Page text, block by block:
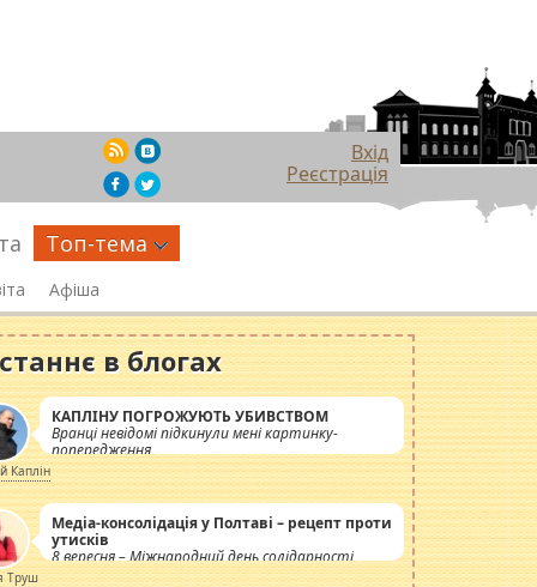
Вхід
Реєстрація
Топ-тема
Афіша
в блогах
КАПЛІНУ ПОГРОЖУЮТЬ УБИВСТВОМ
Вранці невідомі підкинули мені картинку-
попередження
Каплін
Медіа-консолідація у Полтаві – рецепт проти
утисків
8 вересня – Міжнародний день солідарності
журналістів.
Труш